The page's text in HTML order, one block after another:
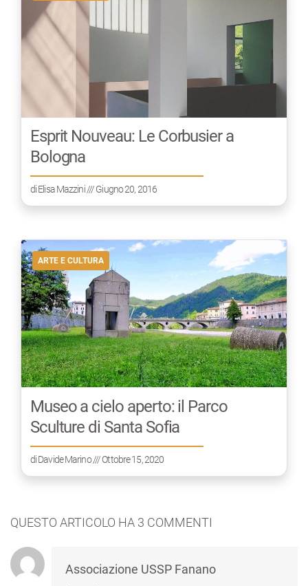
Esprit Nouveau: Le Corbusier a
Bologna
diElisa Mazzini/// Giugno 20, 2016
ARTE E CULTURA
Museo a cielo aperto: il Parco
Sculture di Santa Sofia
diDavide Marino/// Ottobre 15, 2020
QUESTO ARTICOLO HA 3 COMMENTI
Associazione USSP Fanano